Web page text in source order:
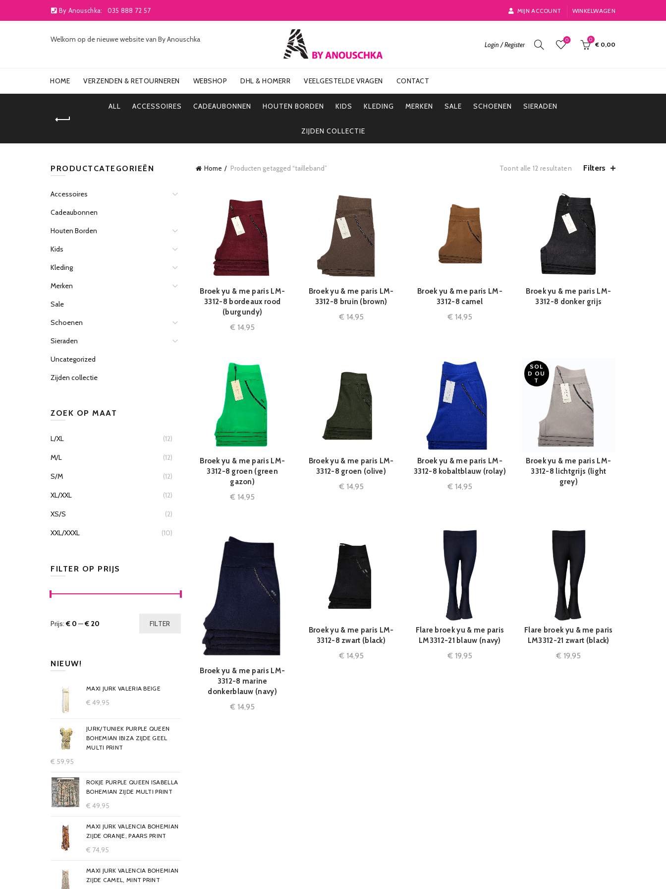
By Anouschka: 035 888 72 57 MIJN ACCOUNT WINKELWAGEN
Welkom op de nieuwe website van By Anouschka
Login / Register
0 0
€ 0,00
HOME VERZENDEN & RETOURNEREN WEBSHOP DHL & HOMERR VEELGESTELDE VRAGEN CONTACT
ALL ACCESSOIRES CADEAUBONNEN HOUTEN BORDEN KIDS KLEDING MERKEN SALE SCHOENEN SIERADEN
ZIJDEN COLLECTIE
Home Producten getagged “tailleband” Toont alle 12 resultaten Filters
QUICK SHOP
Broek yu & me paris LM-
3312-8 bordeaux rood
(burgundy)
€ 14,95
QUICK SHOP
Broek yu & me paris LM-
3312-8 bruin (brown)
€ 14,95
QUICK SHOP
Broek yu & me paris LM-
3312-8 camel
€ 14,95
QUICK SHOP
Broek yu & me paris LM-
3312-8 donker grijs
QUICK SHOP
Broek yu & me paris LM-
3312-8 groen (green
gazon)
€ 14,95
QUICK SHOP
Broek yu & me paris LM-
3312-8 groen (olive)
€ 14,95
QUICK SHOP
Broek yu & me paris LM-
3312-8 kobaltblauw (rolay)
€ 14,95
SOL
D OU
T
QUICK SHOP
Broek yu & me paris LM-
3312-8 lichtgrijs (light
grey)
QUICK SHOP
Broek yu & me paris LM-
3312-8 marine
donkerblauw (navy)
€ 14,95
QUICK SHOP
Broek yu & me paris LM-
3312-8 zwart (black)
€ 14,95
QUICK SHOP
Flare broek yu & me paris
LM3312-21 blauw (navy)
€ 19,95
QUICK SHOP
Flare broek yu & me paris
LM3312-21 zwart (black)
€ 19,95
PRODUCTCATEGORIEËN
Accessoires
Cadeaubonnen
Houten Borden
Kids
Kleding
Merken
Sale
Schoenen
Sieraden
Uncategorized
Zijden collectie
ZOEK OP MAAT
L/XL (12)
M/L (12)
S/M (12)
XL/XXL (12)
XS/S (2)
XXL/XXXL (10)
FILTER OP PRIJS
FILTER
Prijs: € 0 —€ 20
NIEUW!
MAXI JURK VALERIA BEIGE
€ 49,95
JURK/TUNIEK PURPLE QUEEN
BOHEMIAN IBIZA ZIJDE GEEL
MULTI PRINT
€ 59,95
ROKJE PURPLE QUEEN ISABELLA
BOHEMIAN ZIJDE MULTI PRINT
€ 49,95
MAXI JURK VALENCIA BOHEMIAN
ZIJDE ORANJE, PAARS PRINT
€ 74,95
MAXI JURK VALENCIA BOHEMIAN
ZIJDE CAMEL, MINT PRINT